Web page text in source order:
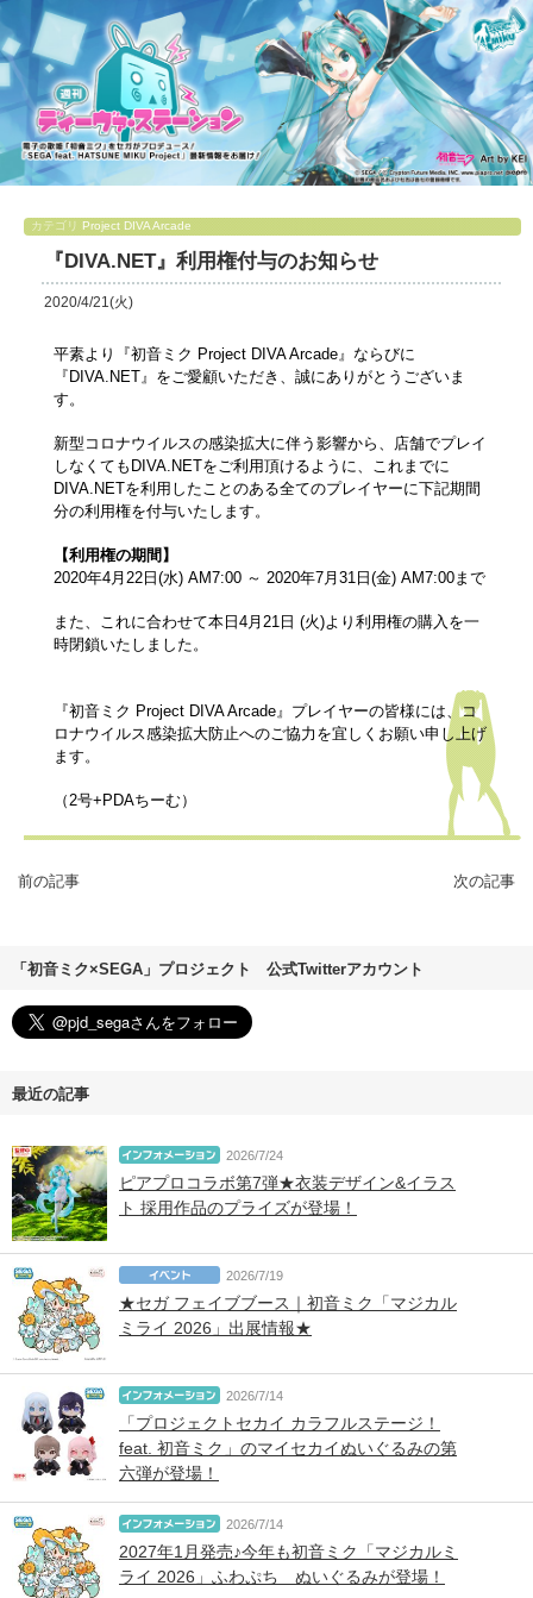
カテゴリ Project DIVA Arcade
『DIVA.NET』利用権付与のお知らせ
2020/4/21(火)
平素より『初音ミク Project DIVA Arcade』ならびに
『DIVA.NET』をご愛顧いただき、誠にありがとうございま
す。
新型コロナウイルスの感染拡大に伴う影響から、店舗でプレイ
しなくてもDIVA.NETをご利用頂けるように、これまでに
DIVA.NETを利用したことのある全てのプレイヤーに下記期間
分の利用権を付与いたします。
【利用権の期間】
2020年4月22日(水) AM7:00 ～ 2020年7月31日(金) AM7:00まで
また、これに合わせて本日4月21日 (火)より利用権の購入を一
時閉鎖いたしました。
『初音ミク Project DIVA Arcade』プレイヤーの皆様には、コ
ロナウイルス感染拡大防止へのご協力を宜しくお願い申し上げ
ます。
（2号+PDAちーむ）
前の記事 次の記事
「初音ミク×SEGA」プロジェクト 公式Twitterアカウント
最近の記事
2026/7/24
ピアプロコラボ第7弾★衣装デザイン&イラス
ト 採用作品のプライズが登場！
2026/7/19
★セガ フェイブブース｜初音ミク「マジカル
ミライ 2026」出展情報★
2026/7/14
「プロジェクトセカイ カラフルステージ！
feat. 初音ミク」のマイセカイぬいぐるみの第
六弾が登場！
2026/7/14
2027年1月発売♪今年も初音ミク「マジカルミ
ライ 2026」ふわぷち ぬいぐるみが登場！